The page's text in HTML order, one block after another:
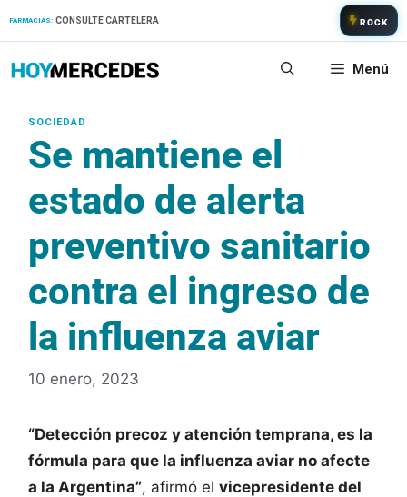
FARMACIAS: CONSULTE CARTELERA ROCK
Menú
Se mantiene el
estado de alerta
preventivo sanitario
contra el ingreso de
la influenza aviar
10 enero, 2023
“Detección precoz y atención temprana, es la
fórmula para que la influenza aviar no afecte
a la Argentina”, afirmó el vicepresidente del